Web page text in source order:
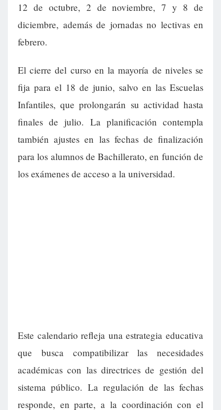
12 de octubre, 2 de noviembre, 7 y 8 de
diciembre, además de jornadas no lectivas en
febrero.
El cierre del curso en la mayoría de niveles se
fija para el 18 de junio, salvo en las Escuelas
Infantiles, que prolongarán su actividad hasta
finales de julio. La planificación contempla
también ajustes en las fechas de finalización
para los alumnos de Bachillerato, en función de
los exámenes de acceso a la universidad.
Este calendario refleja una estrategia educativa
que busca compatibilizar las necesidades
académicas con las directrices de gestión del
sistema público. La regulación de las fechas
responde, en parte, a la coordinación con el